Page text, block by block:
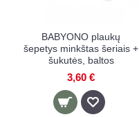
BABYONO plaukų
šepetys minkštas šeriais +
šukutės, baltos
3,60 €